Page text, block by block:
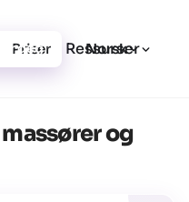
Priser Ressurser
deg Norsk
og